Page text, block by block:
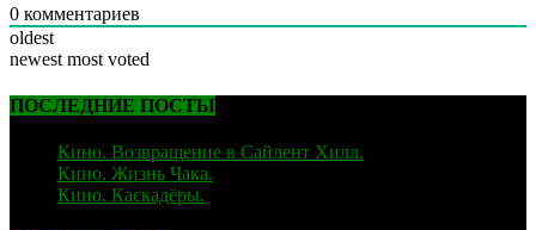
0 комментариев
oldest
newest most voted
ПОСЛЕДНИЕ ПОСТЫ
Кино. Возвращение в Сайлент Хилл.
Кино. Жизнь Чака.
Кино. Каскадёры.